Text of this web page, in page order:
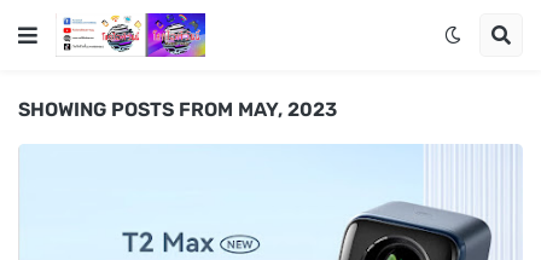
SHOWING POSTS FROM MAY, 2023